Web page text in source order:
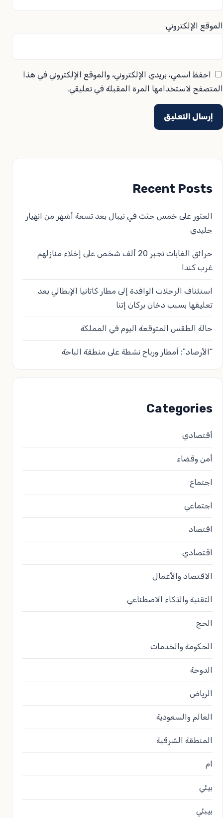
الموقع الإلكتروني
احفظ اسمي، بريدي الإلكتروني، والموقع الإلكتروني في هذا
المتصفح لاستخدامها المرة المقبلة في تعليقي.
Recent Posts
العثور على خمس جثث في نيبال بعد تسعة أشهر من انهيار
جليدي
حرائق الغابات تجبر 20 ألف شخص على إخلاء منازلهم
غرب كندا
استئناف الرحلات الوافدة إلى مطار كاتانيا الإيطالي بعد
تعليقها بسبب دخان بركان إتنا
حالة الطقس المتوقعة اليوم في المملكة
“الأرصاد”: أمطار ورياح نشطة على منطقة الباحة
Categories
أقتصادي
أمن وقضاء
اجتماع
اجتماعي
اقتصاد
اقتصادي
الاقتصاد والأعمال
التقنية والذكاء الاصطناعي
الحج
الحكومة والخدمات
الدوحة
الرياض
العالم والسعودية
المنطقة الشرقية
ام
بيئي
بيبئي